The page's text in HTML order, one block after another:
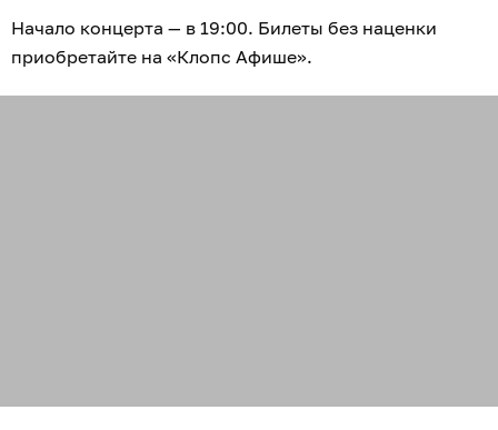
Начало концерта — в 19:00. Билеты без наценки
приобретайте на «Клопс Афише».